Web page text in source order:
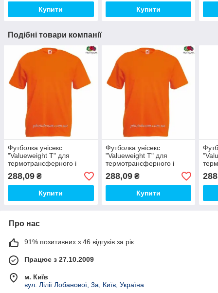
Купити Купити
Подібні товари компанії
Футболка унісекс
"Valueweight T" для
термотрансферного і
помаранчева Розмір S
288,09 ₴
Купити
Футболка унісекс
"Valueweight T" для
термотрансферного і
помаранчева Розмір M
288,09₴
Купити
Про нас
91% позитивних з 46 відгуків за рік
Працює з 27.10.2009
м. Київ
вул. Лілії Лобанової, 3а, Київ, Україна